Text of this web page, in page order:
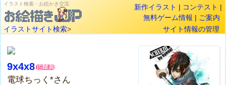
イラスト検索・お絵かき交流 新作イラスト | コンテスト |
無料ゲーム情報 | ご案内
イラストサイト検索> サイト情報の管理
9x4x8
電球ちっく*さん